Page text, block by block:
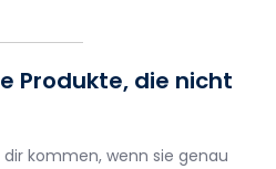
Produkte, die nicht
kommen, wenn sie genau